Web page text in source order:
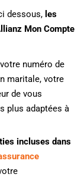
dessous, les
Mon Compte
numéro de
maritale, votre
de vous
plus adaptées à
incluses dans